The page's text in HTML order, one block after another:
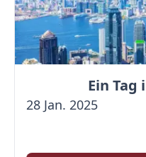
Ein Tag
28 Jan. 2025